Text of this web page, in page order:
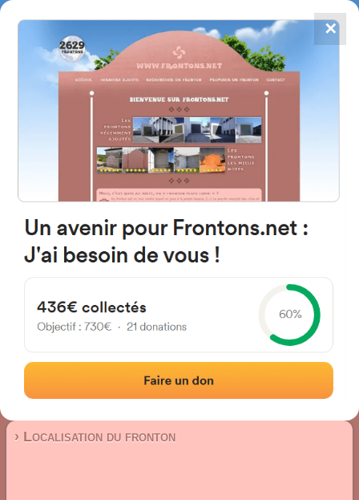
FRONTONS.NET
RECHERCHER UN FRONTON
PROPOSER UN FRONTON
4867
frontons
48508 Zierbena, Bizkaia
Barrio San Román 2
Fronton mur à gauche
Localisation|Photos|Commentaires et avis
› Localisation du fronton
✕